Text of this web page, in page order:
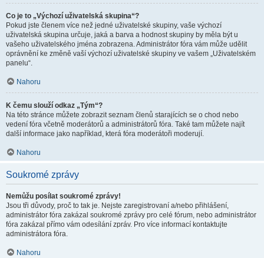
Co je to „Výchozí uživatelská skupina“?
Pokud jste členem více než jedné uživatelské skupiny, vaše výchozí
uživatelská skupina určuje, jaká a barva a hodnost skupiny by měla být u
vašeho uživatelského jména zobrazena. Administrátor fóra vám může udělit
oprávnění ke změně vaší výchozí uživatelské skupiny ve vašem „Uživatelském
panelu“.
Nahoru
K čemu slouží odkaz „Tým“?
Na této stránce můžete zobrazit seznam členů starajících se o chod nebo
vedení fóra včetně moderátorů a administrátorů fóra. Také tam můžete najít
další informace jako například, která fóra moderátoři moderují.
Nahoru
Soukromé zprávy
Nemůžu posílat soukromé zprávy!
Jsou tři důvody, proč to tak je. Nejste zaregistrovaní a/nebo přihlášení,
administrátor fóra zakázal soukromé zprávy pro celé fórum, nebo administrátor
fóra zakázal přímo vám odesílání zpráv. Pro více informací kontaktujte
administrátora fóra.
Nahoru